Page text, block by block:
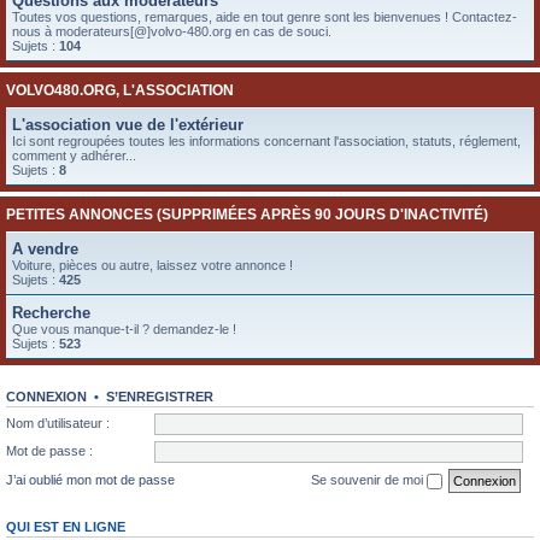
Toutes vos questions, remarques, aide en tout genre sont les bienvenues ! Contactez-
nous à moderateurs[@]volvo-480.org en cas de souci.
Sujets : 104
VOLVO480.ORG, L'ASSOCIATION
L'association vue de l'extérieur
Ici sont regroupées toutes les informations concernant l'association, statuts, réglement,
comment y adhérer...
Sujets : 8
PETITES ANNONCES (SUPPRIMÉES APRÈS 90 JOURS D'INACTIVITÉ)
A vendre
Voiture, pièces ou autre, laissez votre annonce !
Sujets : 425
Recherche
Que vous manque-t-il ? demandez-le !
Sujets : 523
CONNEXION • S’ENREGISTRER
Nom d’utilisateur :
Mot de passe :
J’ai oublié mon mot de passe
Se souvenir de moi
QUI EST EN LIGNE